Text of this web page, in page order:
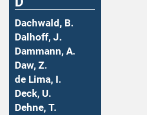
Dachwald, B.
Dalhoff, J.
Dammann, A.
Daw, Z.
de Lima, I.
Deck, U.
Dehne, T.